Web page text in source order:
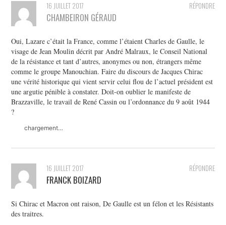
RÉPONDRE
16 JUILLET 2017
CHAMBEIRON GÉRAUD
Oui, Lazare c’était la France, comme l’étaient Charles de Gaulle, le
visage de Jean Moulin décrit par André Malraux, le Conseil National
de la résistance et tant d’autres, anonymes ou non, étrangers même
comme le groupe Manouchian. Faire du discours de Jacques Chirac
une vérité historique qui vient servir celui flou de l’actuel président est
une argutie pénible à constater. Doit-on oublier le manifeste de
Brazzaville, le travail de René Cassin ou l’ordonnance du 9 août 1944
?
chargement…
RÉPONDRE
16 JUILLET 2017
FRANCK BOIZARD
Si Chirac et Macron ont raison, De Gaulle est un félon et les Résistants
des traitres.